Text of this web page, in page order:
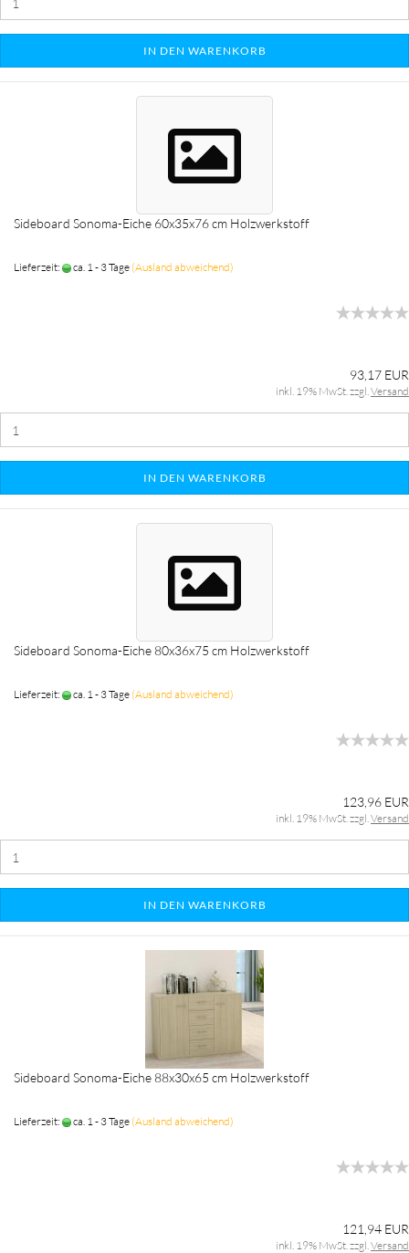
IN DEN WARENKORB
Sideboard Sonoma-Eiche 60x35x76 cm Holzwerkstoff
Lieferzeit: ca. 1 - 3 Tage (Ausland abweichend)
93,17 EUR
inkl. 19% MwSt. zzgl.Versand
IN DEN WARENKORB
Sideboard Sonoma-Eiche 80x36x75 cm Holzwerkstoff
Lieferzeit: ca. 1 - 3 Tage (Ausland abweichend)
123,96 EUR
inkl. 19% MwSt. zzgl.Versand
IN DEN WARENKORB
Sideboard Sonoma-Eiche 88x30x65 cm Holzwerkstoff
Lieferzeit: ca. 1 - 3 Tage (Ausland abweichend)
121,94 EUR
inkl. 19% MwSt. zzgl.Versand